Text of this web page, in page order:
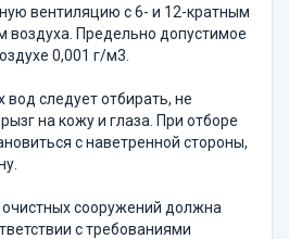
вентиляцию с 6- и 12-кратным
воздуха. Предельно допустимое
0,001 г/м3.
вод следует отбирать, не
на кожу и глаза. При отборе
с наветренной стороны,
сооружений должна
с требованиями